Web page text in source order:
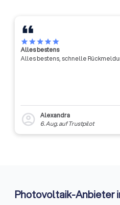
starstarstarstarstar
Alles bestens
Alles bestens, schnelle
account_circle
Alexandra
6. Aug.auf Trustpilot
Photovoltaik-Anbieter